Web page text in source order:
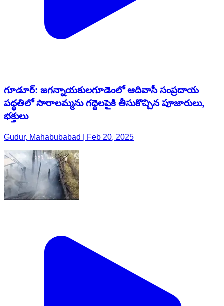
గూడూర్: జగన్నాయకులగూడెంలో ఆదివాసీ సంప్రదాయ
పద్ధతిలో సారాలమ్మను గద్దెలపైకి తీసుకొచ్చిన పూజారులు,
భక్తులు
Gudur, Mahabubabad | Feb 20, 2025